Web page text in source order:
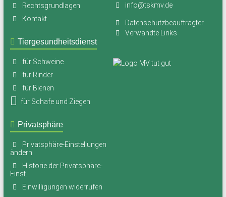
Rechtsgrundlagen
Kontakt
Tiergesundheitsdienst
für Schweine
für Rinder
für Bienen
für Schafe und Ziegen
Privatsphäre
Privatsphäre-Einstellungen
ändern
Historie der Privatsphäre-
Einst.
Einwilligungen widerrufen
info@tskmv.de
Datenschutzbeauftragter
Verwandte Links